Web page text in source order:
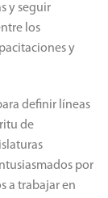
y seguir
los
y
definir líneas
de
por
a trabajar en